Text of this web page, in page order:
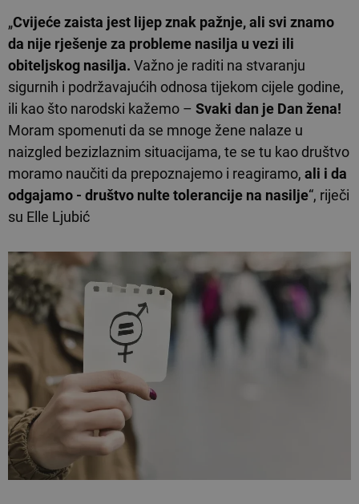
„Cvijeće zaista jest lijep znak pažnje, ali svi znamo
da nije rješenje za probleme nasilja u vezi ili
obiteljskog nasilja. Važno je raditi na stvaranju
sigurnih i podržavajućih odnosa tijekom cijele godine,
ili kao što narodski kažemo – Svaki dan je Dan žena!
Moram spomenuti da se mnoge žene nalaze u
naizgled bezizlaznim situacijama, te se tu kao društvo
moramo naučiti da prepoznajemo i reagiramo, ali i da
odgajamo - društvo nulte tolerancije na nasilje“, riječi
su Elle Ljubić